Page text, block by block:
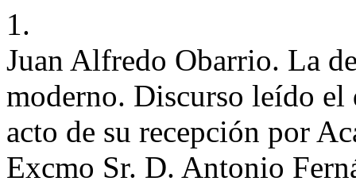
1.
Juan Alfredo Obarrio. La
moderno. Discurso leído el
acto de su recepción por
Excmo Sr. D. Antonio